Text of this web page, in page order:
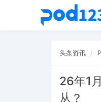
头条资讯
26年1
从？